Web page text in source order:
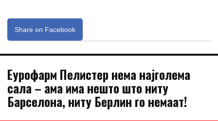
Share on Facebook
Еурофарм Пелистер нема најголема
сала – ама има нешто што ниту
Барселона, ниту Берлин го немаат!